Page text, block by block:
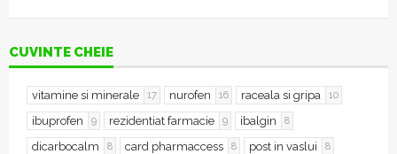
CUVINTE CHEIE
vitamine si minerale 17 nurofen 16 raceala si gripa 10
ibuprofen 9 rezidentiat farmacie 9 ibalgin 8
dicarbocalm 8 card pharmaccess 8 post in vaslui 8